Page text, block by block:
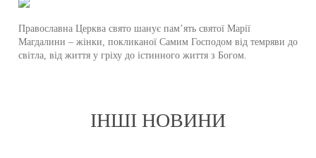
Православна Церква свято шанує пам’ять святої Марії
Магдалини – жінки, покликаної Самим Господом від темряви до
світла, від життя у гріху до істинного життя з Богом.
ІНШІ НОВИНИ